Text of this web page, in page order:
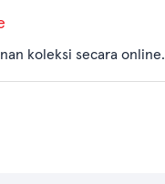
koleksi secara online.